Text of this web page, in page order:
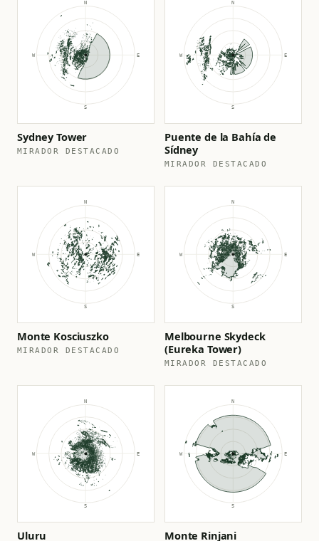
Sydney Tower
MIRADOR DESTACADO
Puente de la Bahía de
Sídney
MIRADOR DESTACADO
Monte Kosciuszko
MIRADOR DESTACADO
Melbourne Skydeck
(Eureka Tower)
MIRADOR DESTACADO
Uluru Monte Rinjani